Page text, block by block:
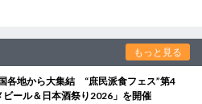
もっと見る
各地から大集結 “庶民派食フェス”第4
ビール＆日本酒祭り2026」を開催